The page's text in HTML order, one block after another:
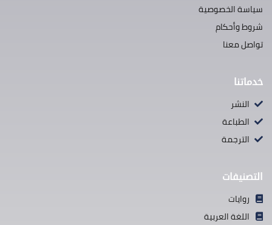
سياسة الخصوصية
شروط وأحكام
تواصل معنا
خدماتنا
النشر
الطباعة
الترجمة
التصنيفات
روايات
اللغة العربية